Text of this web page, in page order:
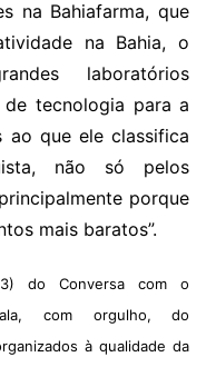
na Bahiafarma, que
na Bahia, o
laboratórios
de tecnologia para a
ao que ele classifica
não só pelos
porque
mais baratos”.
do Conversa com o
com orgulho, do
à qualidade da